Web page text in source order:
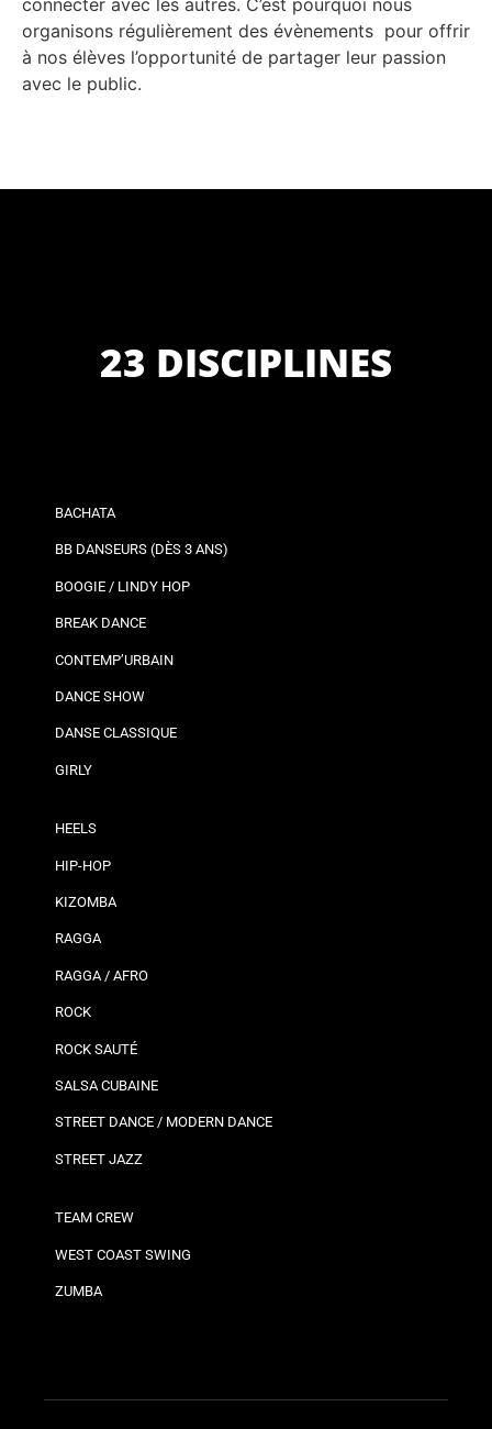
organisons régulièrement des évènements pour offrir
à nos élèves l’opportunité de partager leur passion
avec le public.
23 DISCIPLINES
BACHATA
BB DANSEURS (DÈS 3 ANS)
BOOGIE / LINDY HOP
BREAK DANCE
CONTEMP’URBAIN
DANCE SHOW
DANSE CLASSIQUE
GIRLY
HEELS
HIP-HOP
KIZOMBA
RAGGA
RAGGA / AFRO
ROCK
ROCK SAUTÉ
SALSA CUBAINE
STREET DANCE / MODERN DANCE
STREET JAZZ
TEAM CREW
WEST COAST SWING
ZUMBA